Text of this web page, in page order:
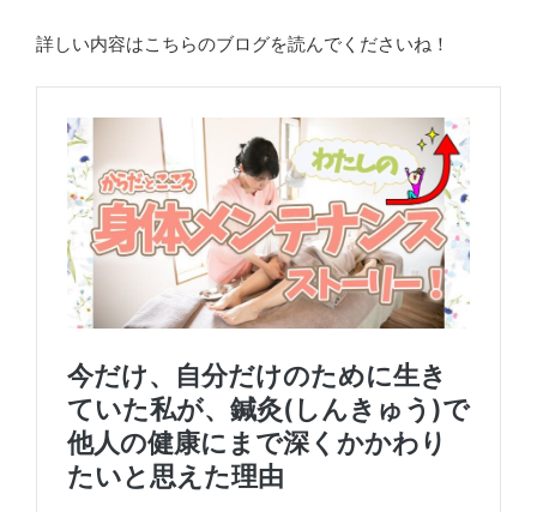
詳しい内容はこちらのブログを読んでくださいね！